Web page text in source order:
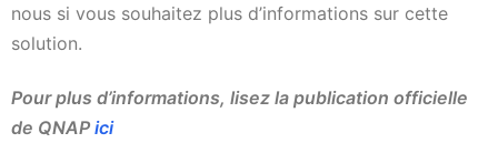
nous si vous souhaitez plus d’informations sur cette
solution.
Pour plus d’informations, lisez la publication officielle
de QNAP ici